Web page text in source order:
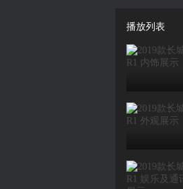
播放列表